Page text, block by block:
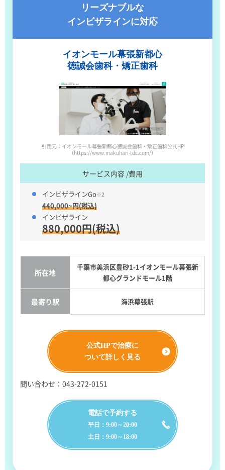
リーズナブルな
インビザラインに対応
イオンモール幕張新都心
徳誠会歯科・矯正歯科
引用元：イオンモール幕張新都心徳誠会歯科・矯正歯科公式HP
（https://www.makuhari-tdc.com/）
サービス内容 /費用
インビザラインGo※2
440,000~円(税込)
インビザライン
880,000円(税込)
所在地
千葉市美浜区豊砂1-1イオンモール幕張新
都心グランドモール1階
最寄り駅 海浜幕張駅
公式HPで治療に
ついて詳しく見る
問い合わせ：043-272-0151
電話で予約する
平日：9:00～20:00
土日：9:00～18:00